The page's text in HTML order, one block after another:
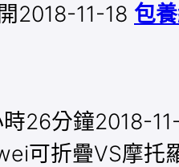
2018-11-18 包
26分鐘2018-
可折疊VS摩托